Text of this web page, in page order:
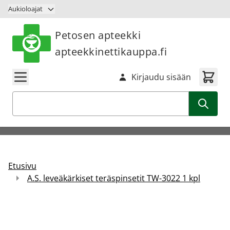
Siirry sisältöön
Aukioloajat
Petosen apteekki
apteekkinettikauppa.fi
Kirjaudu sisään
Etusivu
A.S. leveäkärkiset teräspinsetit TW-3022 1 kpl